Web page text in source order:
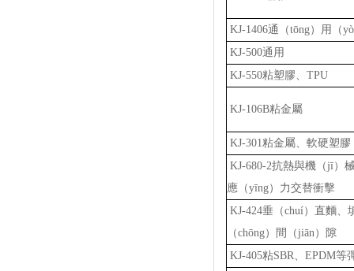
KJ-1406通（tōng）用（
KJ-500通用
KJ-550粘塑膠、TPU
KJ-106B粘金屬
KJ-301粘金屬、軟硬塑膠
KJ-680-2抗熱與機（jī）
應（yīng）力交替衝擊
KJ-424垂（chuí）直麵、
（chōng）間（jiān）隙
KJ-405粘SBR、EPDM等